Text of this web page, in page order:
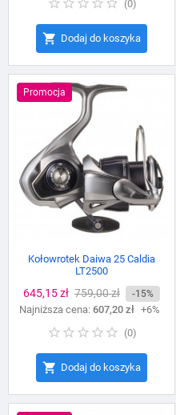
(0)
 Dodaj do koszyka
Promocja
Kołowrotek Daiwa 25 Caldia
LT2500
Cena
645,15 zł Cena
podstawowa
759,00 zł -15%
Najniższa cena: 607,20 zł +6%
(0)
 Dodaj do koszyka